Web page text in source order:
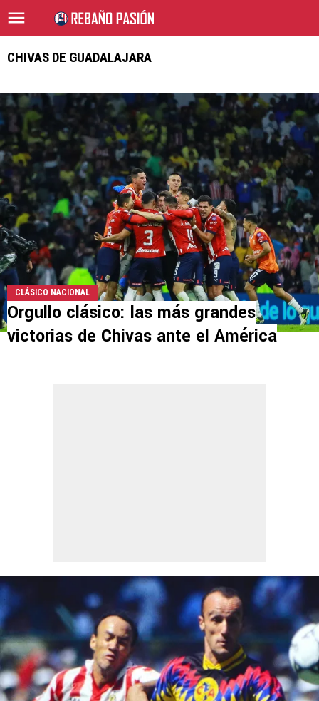
CHIVAS DE GUADALAJARA
CLÁSICO NACIONAL
Orgullo clásico: las más grandes
victorias de Chivas ante el América